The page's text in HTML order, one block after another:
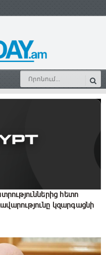
հետո
կզարգացնի